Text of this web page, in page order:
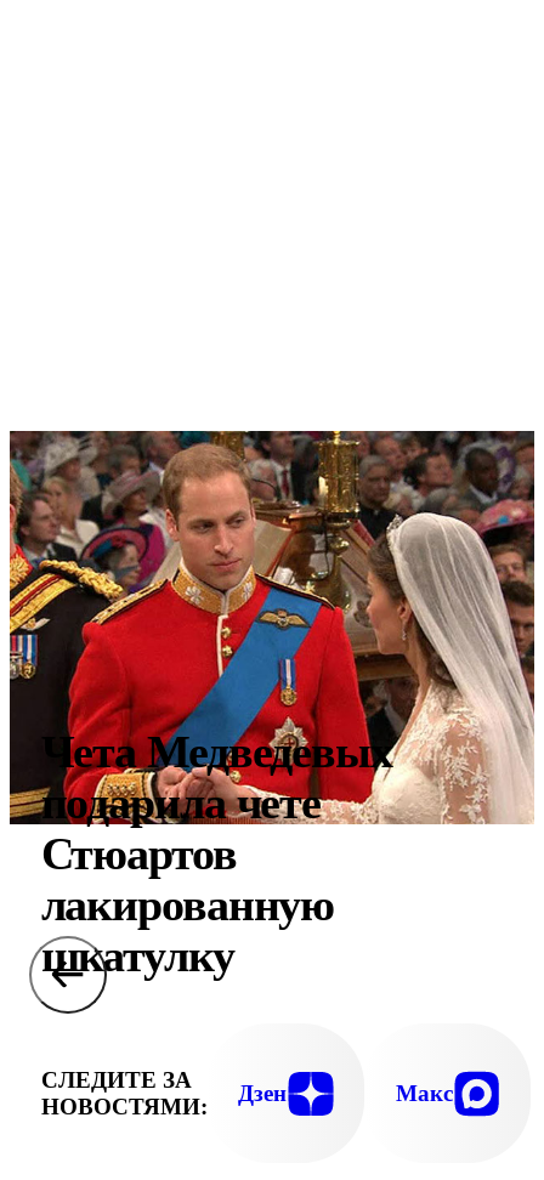
Чета Медведевых
подарила чете
Стюартов
лакированную
шкатулку
СЛЕДИТЕ ЗА
НОВОСТЯМИ:
Дзен Макс